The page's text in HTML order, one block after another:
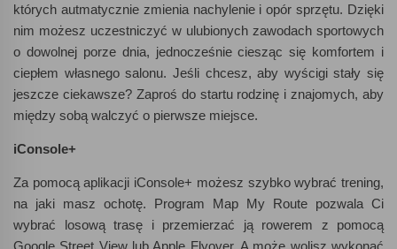
których autmatycznie zmienia nachylenie i opór sprzętu. Dzięki
nim możesz uczestniczyć w ulubionych zawodach sportowych
o dowolnej porze dnia, jednocześnie ciesząc się komfortem i
ciepłem własnego salonu. Jeśli chcesz, aby wyścigi stały się
jeszcze ciekawsze? Zaproś do startu rodzinę i znajomych, aby
między sobą walczyć o pierwsze miejsce.
iConsole+
Za pomocą aplikacji iConsole+ możesz szybko wybrać trening,
na jaki masz ochotę. Program Map My Route pozwala Ci
wybrać losową trasę i przemierzać ją rowerem z pomocą
Google Street View lub Apple Flyover. A może wolisz wykonać